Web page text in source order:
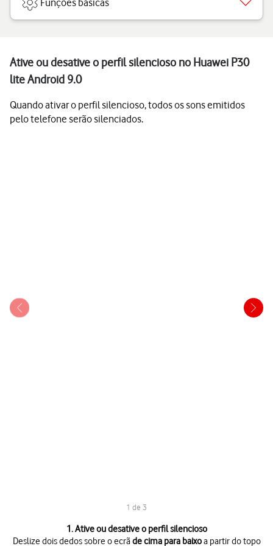
Funções básicas
Ative ou desative o perfil silencioso no Huawei P30
lite Android 9.0
Quando ativar o perfil silencioso, todos os sons emitidos
pelo telefone serão silenciados.
1 de 3
1. Ative ou desative o perfil silencioso
Deslize dois dedos sobre o ecrãde cima para baixoa partir do topo